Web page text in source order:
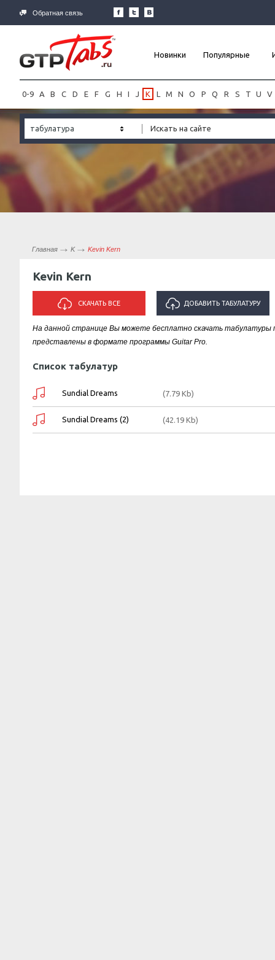
Обратная связь
Новинки Популярные
0-9 A B C D E F G H I J K L M N O P Q R S T U V
табулатура
Главная K Kevin Kern
Kevin Kern
СКАЧАТЬ ВСЕ ДОБАВИТЬ ТАБУЛАТУРУ
ИСПОЛНИТЕЛЯ "KEVIN KERN"
На данной странице Вы можете бесплатно скачать табулатуры
представлены в формате программы Guitar Pro.
Список табулатур
Sundial Dreams (7.79 Kb)
Sundial Dreams (2) (42.19 Kb)